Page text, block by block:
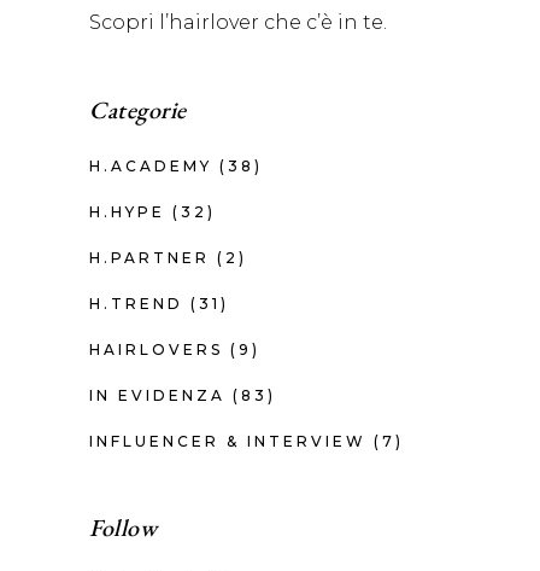
Scopri l’hairlover che c’è in te.
Categorie
H.ACADEMY (38)
H.HYPE (32)
H.PARTNER (2)
H.TREND (31)
HAIRLOVERS (9)
IN EVIDENZA (83)
INFLUENCER & INTERVIEW (7)
Follow